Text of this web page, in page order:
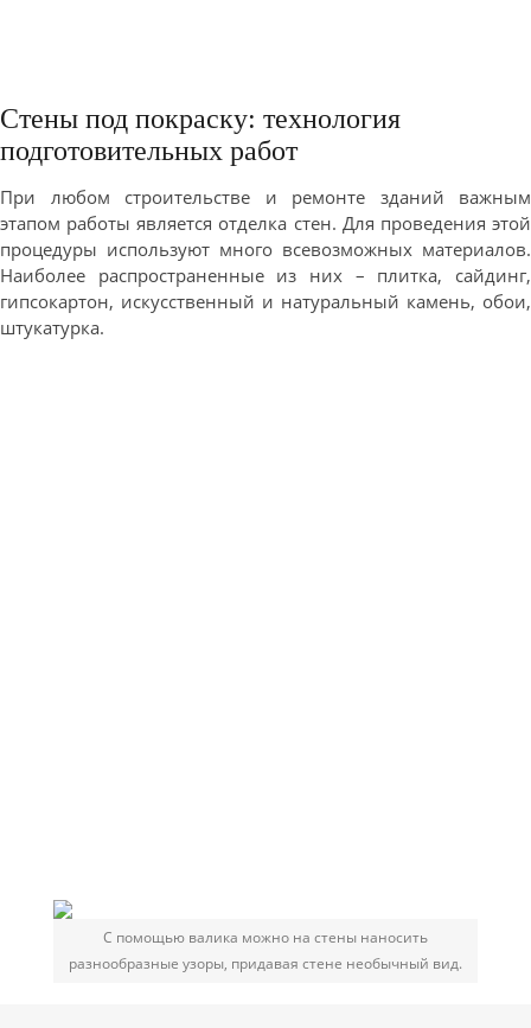
Стены под покраску: технология
подготовительных работ
При любом строительстве и ремонте зданий важным
этапом работы является отделка стен. Для проведения этой
процедуры используют много всевозможных материалов.
Наиболее распространенные из них – плитка, сайдинг,
гипсокартон, искусственный и натуральный камень, обои,
штукатурка.
С помощью валика можно на стены наносить
разнообразные узоры, придавая стене необычный вид.